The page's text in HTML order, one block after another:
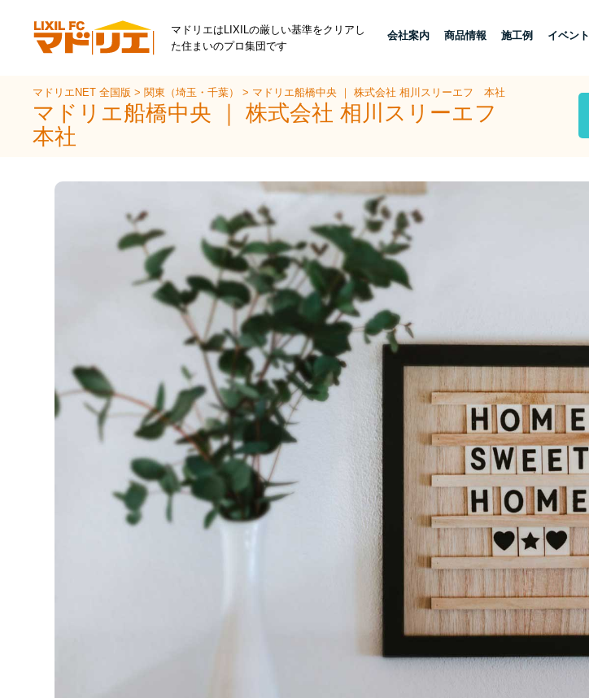
マドリエはLIXILの厳しい基準をクリアし
た住まいのプロ集団です
会社案内 商品情報 施工例 イベント
マドリエNET 全国版> 関東（埼玉・千葉）> マドリエ船橋中央 ｜ 株式会社 相川スリーエフ 本社
マドリエ船橋中央 ｜ 株式会社 相川スリーエフ
本社